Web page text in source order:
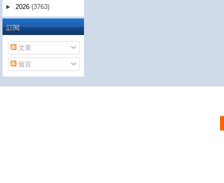
► 2026 (3763)
訂閱
文章
留言